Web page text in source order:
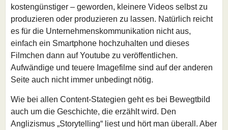
kostengünstiger – geworden, kleinere Videos selbst zu
produzieren oder produzieren zu lassen. Natürlich reicht
es für die Unternehmenskommunikation nicht aus,
einfach ein Smartphone hochzuhalten und dieses
Filmchen dann auf Youtube zu veröffentlichen.
Aufwändige und teuere Imagefilme sind auf der anderen
Seite auch nicht immer unbedingt nötig.
Wie bei allen Content-Stategien geht es bei Bewegtbild
auch um die Geschichte, die erzählt wird. Den
Anglizismus „Storytelling“ liest und hört man überall. Aber